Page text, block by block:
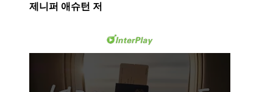
제니퍼 애슈턴 저